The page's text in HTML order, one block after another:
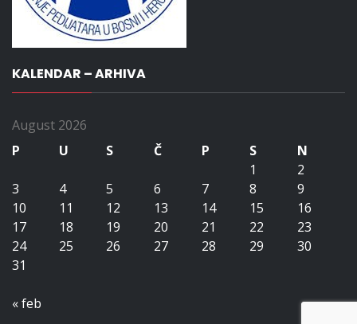
KALENDAR – ARHIVA
August 2026
P
U S Č P S
N
1
2
3
4 5 6 7 8
9
10
11 12 13 14 15
16
17
18 19 20 21 22
23
24
25 26 27 28 29
30
31
« feb